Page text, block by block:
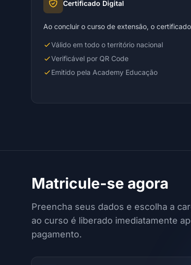
Certificado Digital
Ao concluir o curso de extensão, o
Válido em todo o território nacional
Verificável por QR Code
Emitido pela Academy Educação
Matricule-se agora
Preencha seus dados e escolha a
ao curso é liberado imediatamente
pagamento.